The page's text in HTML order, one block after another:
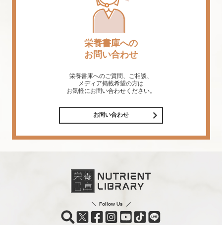
栄養書庫への
お問い合わせ
栄養書庫へのご質問、ご相談、
メディア掲載希望の方は
お気軽にお問い合わせください。
お問い合わせ
Follow Us